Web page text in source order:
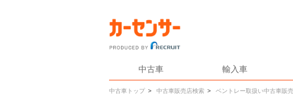
中古車 輸入車
中古車トップ > 中古車販売店検索 > ベントレー取扱い中古車販